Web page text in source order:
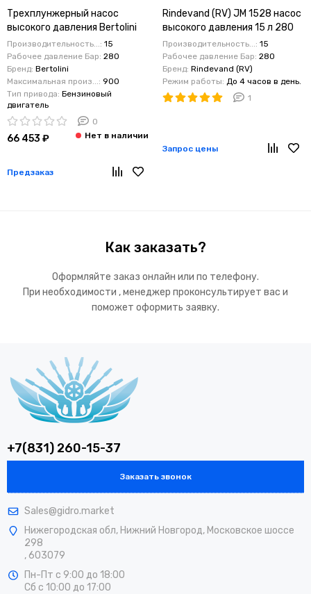
Трехплунжерный насос
высокого давления Bertolini
TMG 3540 (15 л/мин 280 бар)
7кВт
Производительность...: 15
Рабочее давление Бар: 280
Бренд: Bertolini
Максимальная произ...: 900
Тип привода: Бензиновый
двигатель
0
66 453 ₽
Предзаказ
Rindevand (RV) JM 1528 насос
высокого давления 15 л 280
бар бензопривод
Производительность...: 15
Рабочее давление Бар: 280
Бренд: Rindevand (RV)
Режим работы: До 4 часов в день.
1
Запрос цены
Как заказать?
Оформляйте заказ онлайн или по телефону.
При необходимости , менеджер проконсультирует вас и
поможет оформить заявку.
+7(831) 260-15-37
Заказать звонок
Sales@gidro.market
Нижегородская обл, Нижний Новгород, Московское шоссе
298
, 603079
Пн-Пт с 9:00 до 18:00
Сб с 10:00 до 17:00